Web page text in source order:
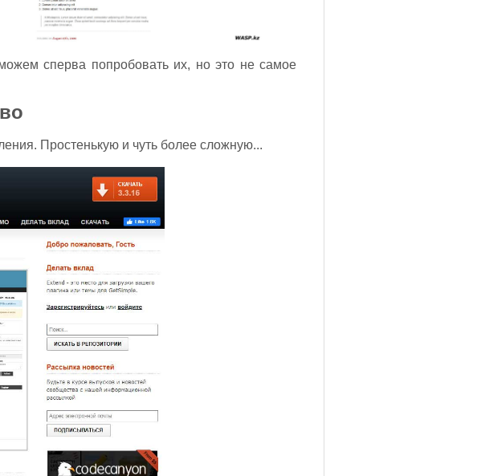
сперва попробовать их, но это не самое
Простенькую и чуть более сложную...